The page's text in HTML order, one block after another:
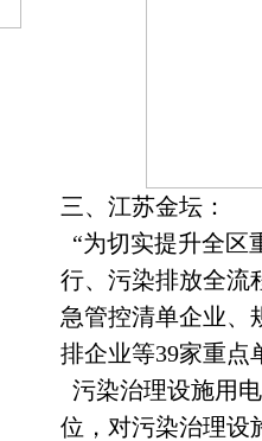
三、江苏金坛：
“为切实提升全区
行、污染排放全流
急管控清单企业、
排企业等39家重点
污染治理设施用
位，对污染治理设